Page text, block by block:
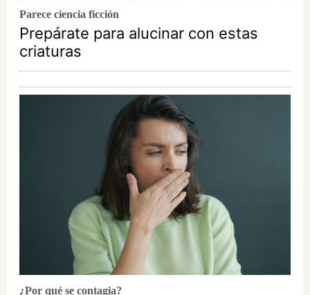
Parece ciencia ficción
Prepárate para alucinar con estas
criaturas
¿Por qué se contagia?